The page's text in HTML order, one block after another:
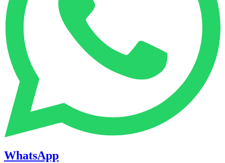
WhatsApp